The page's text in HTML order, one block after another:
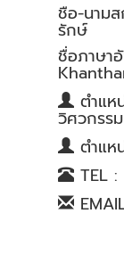
ชื่อ-นาม
รักษ์​
ชื่อภาษา
ตำแห
วิศวกรรม
ตำแห
TEL